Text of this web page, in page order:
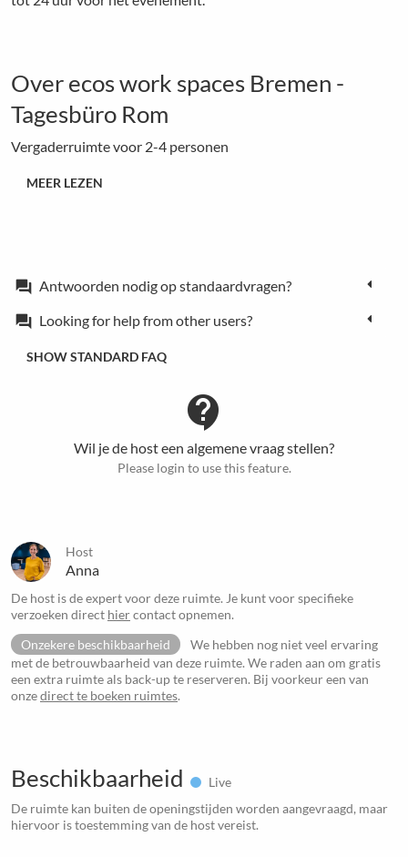
Over ecos work spaces Bremen -
Tagesbüro Rom
Vergaderruimte voor 2-4 personen
MEER LEZEN
forum Antwoorden nodig op standaardvragen?
forum Looking for help from other users?
SHOW STANDARD FAQ
contact_support
Wil je de host een algemene vraag stellen?
Please login to use this feature.
Host
Anna
De host is de expert voor deze ruimte. Je kunt voor specifieke
verzoeken direct hiercontact opnemen.
Onzekere beschikbaarheid
We hebben nog niet veel ervaring
met de betrouwbaarheid van deze ruimte. We raden aan om gratis
een extra ruimte als back-up te reserveren. Bij voorkeur een van
onzedirect te boeken ruimtes.
Beschikbaarheid
Live
De ruimte kan buiten de openingstijden worden aangevraagd, maar
hiervoor is toestemming van de host vereist.